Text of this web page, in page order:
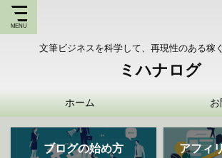
文筆ビジネスを科学して、再現性のある稼
ミハナログ
ホーム
ブログの始め方 アフィ